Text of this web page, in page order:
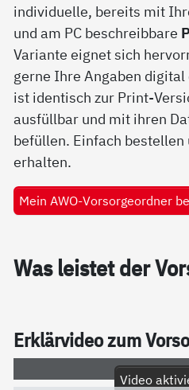
individuelle, bereits mit
und am PC beschreibbare
Variante eignet sich
gerne Ihre Angaben
ist identisch zur Print-
ausfüllbar und mit ihren
befüllen. Einfach bestellen
erhalten.
Mein AWO-Vorsorgeordner
Was leis­tet der
Er­klär­vi­deo zum
Video